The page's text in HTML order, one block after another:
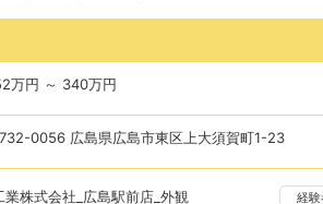
万円 ～ 340万円
0056 広島県広島市東区上大須賀町1-23
経験